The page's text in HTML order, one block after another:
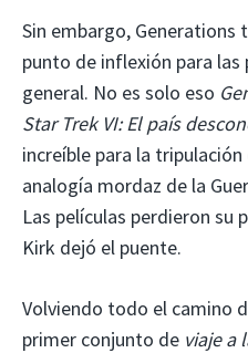
Sin embargo, Generations
punto de inflexión para las
general. No es solo eso
Star Trek VI: El país
increíble para la
analogía mordaz de la
Las películas perdieron su
Kirk dejó el puente.
Volviendo todo el camino
primer conjunto de viaje a